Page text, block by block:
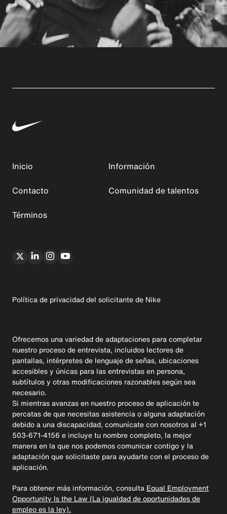
Inicio
Información
Contacto
Comunidad de talentos
Términos
Política de privacidad del solicitante de Nike
Ofrecemos una variedad de adaptaciones para completar
nuestro proceso de entrevista, incluidos lectores de
pantallas, intérpretes de lenguaje de señas, ubicaciones
accesibles y únicas para las entrevistas en persona,
subtítulos y otras modificaciones razonables según sea
necesario.
Si mientras avanzas en nuestro proceso de aplicación te
percatas de que necesitas asistencia o alguna adaptación
debido a una discapacidad, comunícate con nosotros al +1
503-671-4156 e incluye tu nombre completo, la mejor
manera en la que nos podemos comunicar contigo y la
adaptación que solicitaste para ayudarte con el proceso de
aplicación.
Para obtener más información, consulta Equal Employment
Opportunity Is the Law (La igualdad de oportunidades de
empleo es la ley).